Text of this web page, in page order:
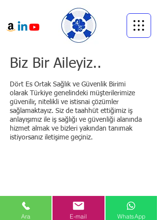
Biz Bir Aileyiz..
Dört Es Ortak Sağlık ve Güvenlik Birimi
olarak Türkiye genelindeki müşterilerimize
güvenilir, nitelikli ve istisnai çözümler
sağlamaktayız. Siz de taahhüt ettiğimiz iş
anlayışımız ile iş sağlığı ve güvenliği alanında
hizmet almak ve bizleri yakından tanımak
istiyorsanız iletişime geçiniz.
Ara E-mail WhatsApp